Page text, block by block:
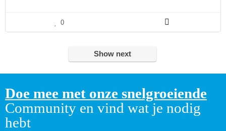
0
Show next
Doe mee met onze snelgroeiende
Community en vind wat je nodig
hebt